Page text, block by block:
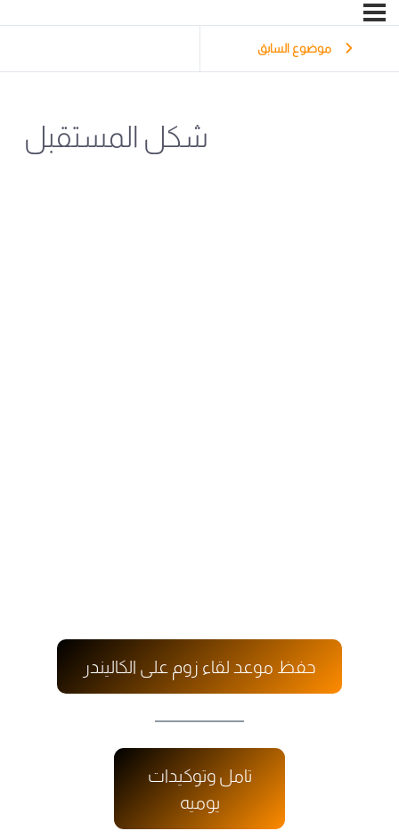
موضوع السابق
شكل المستقبل
حفظ موعد لقاء زوم على الكاليندر
تامل وتوكيدات
يوميه